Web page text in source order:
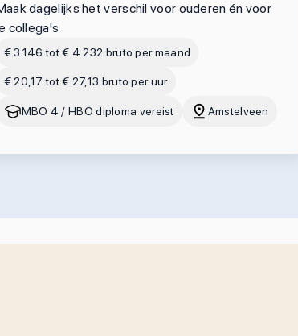
dagelijks het verschil voor ouderen én voor
collega's
€ 3.146 tot € 4.232 bruto per maand
€ 20,17 tot € 27,13 bruto per uur
MBO 4 / HBO diploma vereist Amstelveen